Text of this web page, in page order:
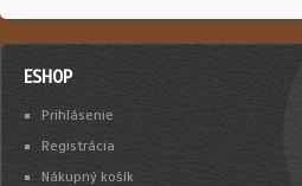
ESHOP
Prihlásenie
Registrácia
Nákupný košík